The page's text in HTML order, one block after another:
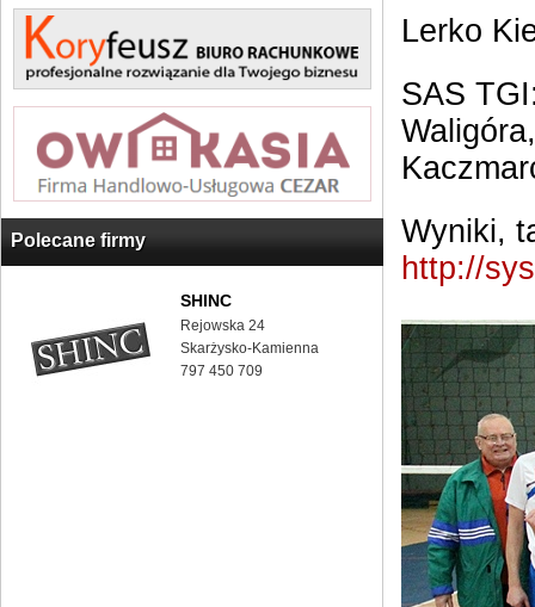
Polecane firmy
SHINC
Rejowska 24
Skarżysko-Kamienna
797 450 709
Lerko
SAS
Wyniki,
http://